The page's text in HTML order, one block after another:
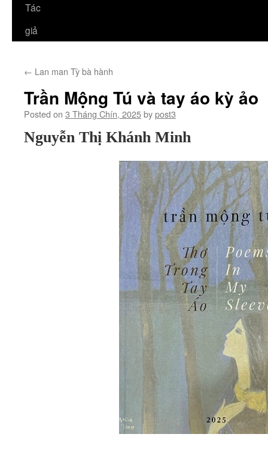
Tác
giả
← Lan man Tỳ bà hành
Trần Mộng Tú và tay áo kỳ ảo
Posted on 3 Tháng Chín, 2025bypost3
Nguyễn Thị Khánh Minh